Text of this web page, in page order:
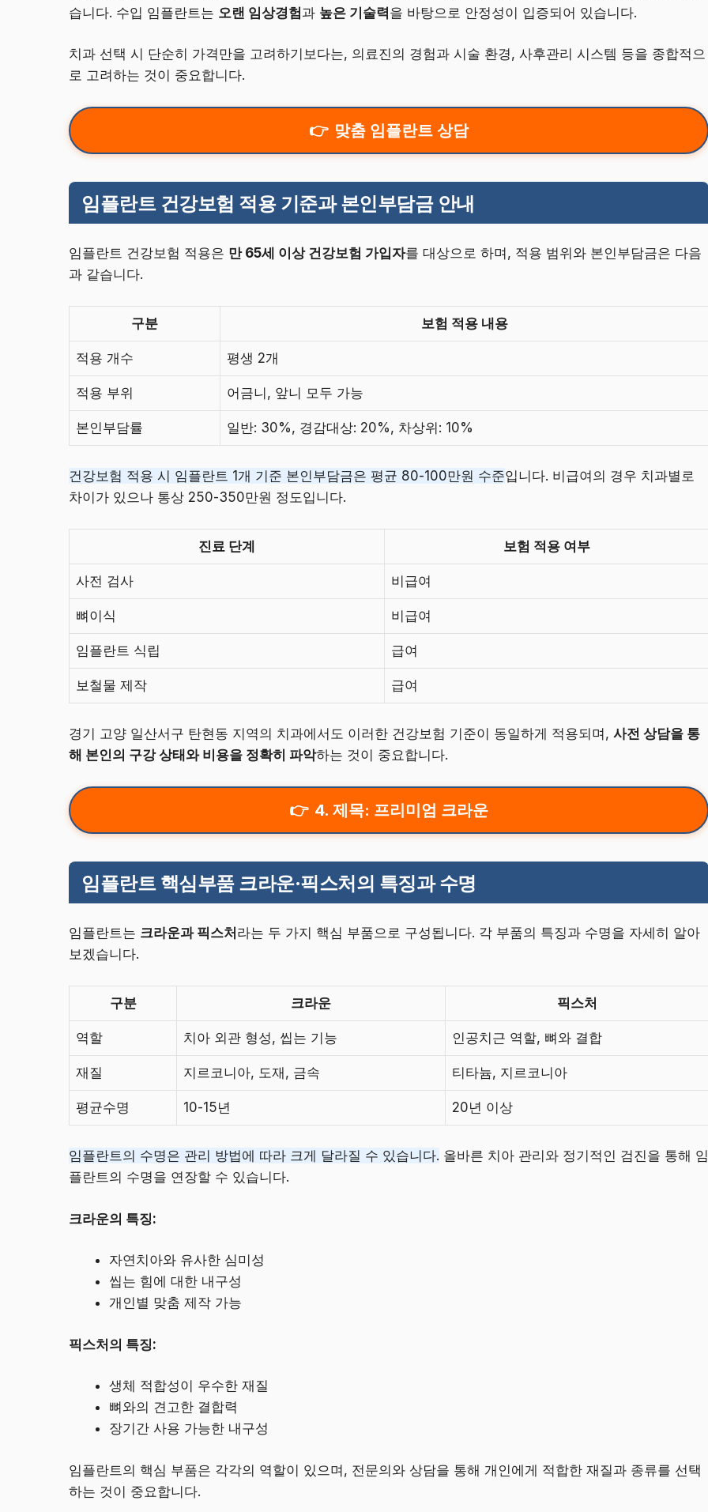
습니다. 수입 임플란트는 오랜 임상경험과 높은 기술력을 바탕으로 안정성이 입증되어 있습니다.
치과 선택 시 단순히 가격만을 고려하기보다는, 의료진의 경험과 시술 환경, 사후관리 시스템 등을 종합적으
로 고려하는 것이 중요합니다.
맞춤 임플란트 상담
임플란트 건강보험 적용 기준과 본인부담금 안내
임플란트 건강보험 적용은 만 65세 이상 건강보험 가입자를 대상으로 하며, 적용 범위와 본인부담금은 다음
과 같습니다.
구분 보험 적용 내용
적용 개수 평생 2개
적용 부위 어금니, 앞니 모두 가능
본인부담률 일반: 30%, 경감대상: 20%, 차상위: 10%
건강보험 적용 시 임플란트 1개 기준 본인부담금은 평균 80-100만원 수준입니다. 비급여의 경우 치과별로
차이가 있으나 통상 250-350만원 정도입니다.
진료 단계 보험 적용 여부
사전 검사 비급여
뼈이식 비급여
임플란트 식립 급여
보철물 제작 급여
경기 고양 일산서구 탄현동 지역의 치과에서도 이러한 건강보험 기준이 동일하게 적용되며, 사전 상담을 통
해 본인의 구강 상태와 비용을 정확히 파악하는 것이 중요합니다.
4. 제목: 프리미엄 크라운
임플란트 핵심부품 크라운·픽스처의 특징과 수명
임플란트는 크라운과 픽스처 라는 두 가지 핵심 부품으로 구성됩니다. 각 부품의 특징과 수명을 자세히 알아
보겠습니다.
구분 크라운 픽스처
역할 치아 외관 형성, 씹는 기능 인공치근 역할, 뼈와 결합
재질 지르코니아, 도재, 금속 티타늄, 지르코니아
평균수명 10-15년 20년 이상
임플란트의 수명은 관리 방법에 따라 크게 달라질 수 있습니다. 올바른 치아 관리와 정기적인 검진을 통해 임
플란트의 수명을 연장할 수 있습니다.
크라운의 특징:
자연치아와 유사한 심미성
씹는 힘에 대한 내구성
개인별 맞춤 제작 가능
픽스처의 특징:
생체 적합성이 우수한 재질
뼈와의 견고한 결합력
장기간 사용 가능한 내구성
임플란트의 핵심 부품은 각각의 역할이 있으며, 전문의와 상담을 통해 개인에게 적합한 재질과 종류를 선택
하는 것이 중요합니다.